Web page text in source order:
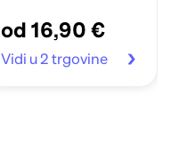
od 16,90 €
Vidi u 2 trgovine